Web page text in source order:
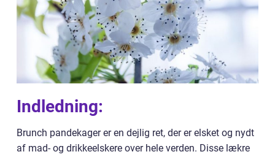
Indledning:
Brunch pandekager er en dejlig ret, der er elsket og nydt
af mad- og drikkeelskere over hele verden. Disse lækre